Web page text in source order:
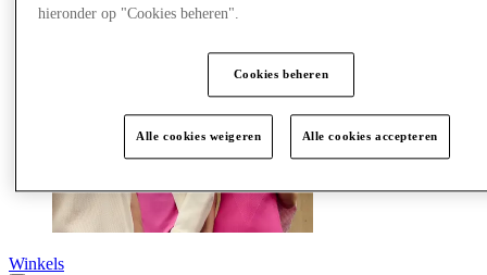
Winkels
hieronder op "Cookies beheren".
Cookies beheren
Alle cookies weigeren Alle cookies accepteren